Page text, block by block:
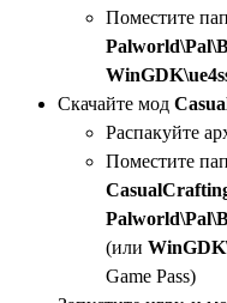
Поместите
Скачайте мод
Распакуйте
Поместите
(или
Game Pass)